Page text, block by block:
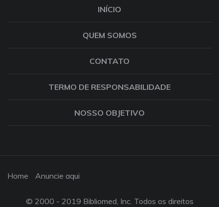
INÍCIO
QUEM SOMOS
CONTATO
TERMO DE RESPONSABILIDADE
NOSSO OBJETIVO
Home Anuncie aqui
© 2000 - 2019 Bibliomed, Inc. Todos os direitos